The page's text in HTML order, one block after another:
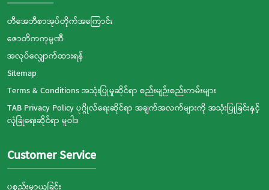
တီအေဘီစာအုပ်တိုက်အကြောင်း
ဇောတိကကုမ္ပဏီ
အလုပ်လျှောက်ထားရန်
Sitemap
Terms & Conditions အသုံးပြုမှုဆိုင်ရာ စည်းမျဉ်းစည်းကမ်းများ
TAB Privacy Policy ပုဂ္ဂိုလ်ရေးဆိုင်ရာ အချက်အလက်များကို အသုံးပြုခြင်းနှင့်
လုံခြုံရေးဆိုင်ရာ မူဝါဒ
Customer Service
ပစ္စည်းမှာယူခြင်း